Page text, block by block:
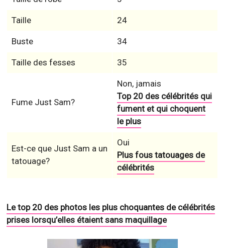
Taille 24
Buste 34
Taille des fesses 35
Fume Just Sam?
Non, jamais
Top 20 des célébrités qui
fument et qui choquent
le plus
Est-ce que Just Sam a un
tatouage?
Oui
Plus fous tatouages de
célébrités
Le top 20 des photos les plus choquantes de célébrités
prises lorsqu’elles étaient sans maquillage